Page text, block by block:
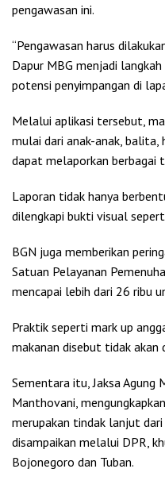
pengawasan ini.
“Pengawasan harus
Dapur MBG menjadi
potensi penyimpangan di
Melalui aplikasi tersebut,
mulai dari anak-anak, balita,
dapat melaporkan berbagai
Laporan tidak hanya
dilengkapi bukti visual
BGN juga memberikan
Satuan Pelayanan
mencapai lebih dari 26 ribu
Praktik seperti mark up
makanan disebut tidak akan
Sementara itu, Jaksa Agung
Manthovani,
merupakan tindak lanjut
disampaikan melalui DPR,
Bojonegoro dan Tuban.